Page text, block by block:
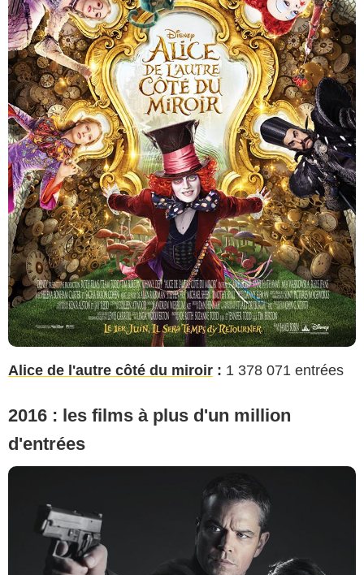
Alice de l'autre côté du miroir : 1 378 071 entrées
2016 : les films à plus d'un million
d'entrées